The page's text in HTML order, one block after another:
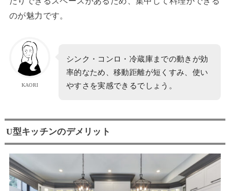
のが魅力です。
KAORI
シンク・コンロ・冷蔵庫までの動きが効
率的なため、移動距離が短くすみ、使い
やすさを実感できるでしょう。
U型キッチンのデメリット